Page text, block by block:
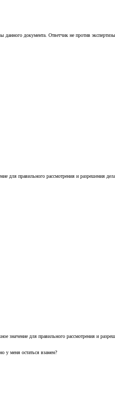
данного документа. Ответчик не против
правильного рассмотрения и разрешения
для правильного рассмотрения и
у меня остаться взамен?